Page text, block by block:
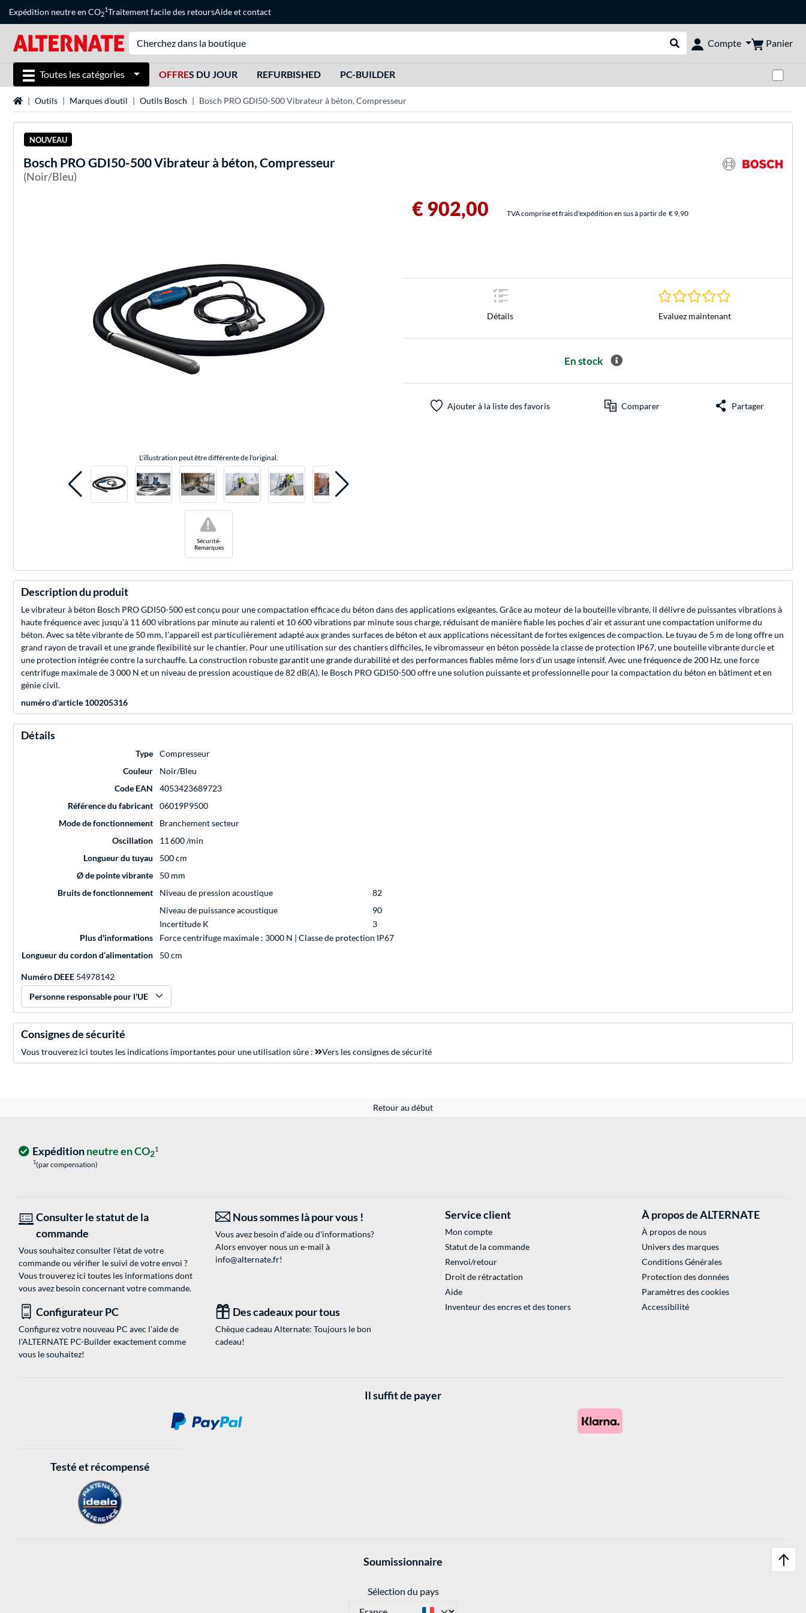
Expédition neutre en CO2
1Traitement facile des retoursAideetcontact
Rechercher dans le shop
Compte Panier
Toutes les catégories OFFRES DU JOUR REFURBISHED PC-BUILDER
Page d'accueil
Outils Marques d'outil Outils Bosch Bosch PRO GDI50-500 Vibrateur à béton, Compresseur
NOUVEAU
Bosch PRO GDI50-500 Vibrateur à béton, Compresseur
(Noir/Bleu)
L'illustration peut être différente de l'original.
Sécurité-
Remarques
!
€ 902,00 TVA comprise et frais d'expédition en sus à partir de € 9,90
Détails
0.0 Étoiles à 0
Evaluez maintenant
En stock
Ajouter à la liste des favoris Comparer Partager
Description du produit
Le vibrateur à béton Bosch PRO GDI50-500 est conçu pour une compactation efficace du béton dans des applications exigeantes. Grâce au moteur de la bouteille vibrante, il délivre de puissantes vibrations à
haute fréquence avec jusqu’à 11 600 vibrations par minute au ralenti et 10 600 vibrations par minute sous charge, réduisant de manière fiable les poches d’air et assurant une compactation uniforme du
béton. Avec sa tête vibrante de 50 mm, l’appareil est particulièrement adapté aux grandes surfaces de béton et aux applications nécessitant de fortes exigences de compaction. Le tuyau de 5 m de long offre un
grand rayon de travail et une grande flexibilité sur le chantier. Pour une utilisation sur des chantiers difficiles, le vibromasseur en béton possède la classe de protection IP67, une bouteille vibrante durcie et
une protection intégrée contre la surchauffe. La construction robuste garantit une grande durabilité et des performances fiables même lors d’un usage intensif. Avec une fréquence de 200 Hz, une force
centrifuge maximale de 3 000 N et un niveau de pression acoustique de 82 dB(A), le Bosch PRO GDI50-500 offre une solution puissante et professionnelle pour la compactation du béton en bâtiment et en
génie civil.
numéro d'article 100205316
Détails
Type
Compresseur
Couleur
Noir/Bleu
Code EAN
4053423689723
Référence du fabricant
06019P9500
Mode de fonctionnement
Branchement secteur
Oscillation
11 600 /min
Longueur du tuyau
500 cm
Ø de pointe vibrante
50 mm
Bruits de fonctionnement
Niveau de pression acoustique
82
Niveau de puissance acoustique
90
Incertitude K
3
Plus d'informations
Force centrifuge maximale : 3000 N | Classe de protection IP67
Longueur du cordon d’alimentation
50 cm
Numéro DEEE 54978142
Personne responsable pour l'UE
Consignes de sécurité
Vous trouverez ici toutes les indications importantes pour une utilisation sûre : Vers les consignes de sécurité
Retour au début
Expéditionneutre en CO21
1(par compensation)
Consulter le statut de la
commande
Vous souhaitez consulter l'état de votre
commande ou vérifier le suivi de votre envoi ?
Vous trouverez ici toutes les informations dont
vous avez besoin concernant votre commande.
Nous sommes là pour vous !
Vous avez besoin d'aide ou d'informations?
Alors envoyer nous un e-mail à
info@alternate.fr!
Configurateur PC
Configurez votre nouveau PC avec l'aide de
l'ALTERNATE PC-Builder exactement comme
vous le souhaitez!
Des cadeaux pour tous
Chèque cadeau Alternate: Toujours le bon
cadeau!
Service client
Mon compte
Statut de la commande
Renvoi/retour
Droit de rétractation
Aide
Inventeur des encres et des toners
À propos de ALTERNATE
À propos de nous
Univers des marques
Conditions Générales
Protection des données
Paramètres des cookies
Accessibilité
Il suffit de payer
Testé et récompensé
Soumissionnaire
Sélection du pays